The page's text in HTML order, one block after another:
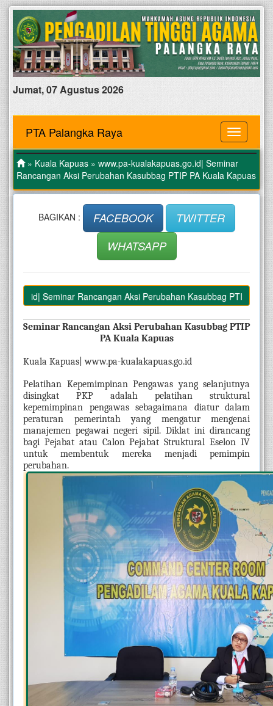
Jumat, 07 Agustus 2026
MENU
PTA Palangka Raya
» Kuala Kapuas » www.pa-kualakapuas.go.id| Seminar
Rancangan Aksi Perubahan Kasubbag PTIP PA Kuala Kapuas
BAGIKAN : FACEBOOK
TWITTER
WHATSAPP
Seminar Rancangan Aksi Perubahan Kasubbag PTIP PA Kuala
Seminar Rancangan Aksi Perubahan Kasubbag PTIP
PA Kuala Kapuas
Kuala Kapuas| www.pa-kualakapuas.go.id
Pelatihan Kepemimpinan Pengawas yang selanjutnya
disingkat PKP adalah pelatihan struktural
kepemimpinan pengawas sebagaimana diatur dalam
peraturan pemerintah yang mengatur mengenai
manajemen pegawai negeri sipil. Diklat ini dirancang
bagi Pejabat atau Calon Pejabat Struktural Eselon IV
untuk membentuk mereka menjadi pemimpin
perubahan.